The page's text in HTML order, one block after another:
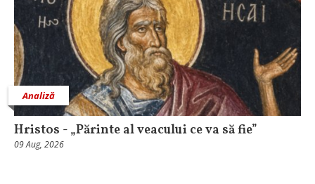
Analiză
Hristos - „Părinte al veacului ce va să fie”
09 Aug, 2026